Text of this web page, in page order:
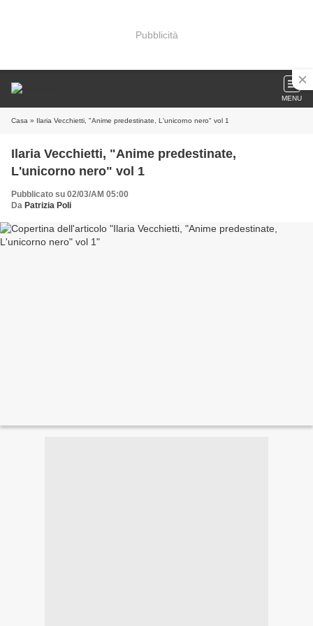
Pubblicità
MENU
Casa » Ilaria Vecchietti, "Anime predestinate, L'unicorno nero" vol 1
Ilaria Vecchietti, "Anime predestinate,
L'unicorno nero" vol 1
Pubblicato su 02/03/AM 05:00
Da Patrizia Poli